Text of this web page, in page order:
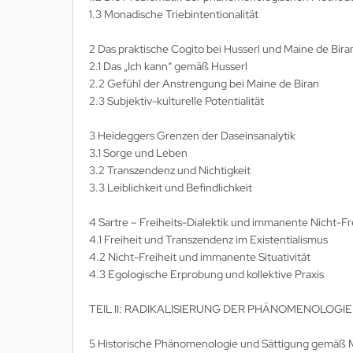
1.3 Monadische Triebintentionalität
2 Das praktische Cogito bei Husserl und Maine de
2.1 Das „Ich kann“ gemäß Husserl
2.2 Gefühl der Anstrengung bei Maine de Biran
2.3 Subjektiv-kulturelle Potentialität
3 Heideggers Grenzen der Daseinsanalytik
3.1 Sorge und Leben
3.2 Transzendenz und Nichtigkeit
3.3 Leiblichkeit und Befindlichkeit
4 Sartre – Freiheits-Dialektik und immanente Nicht-
4.1 Freiheit und Transzendenz im Existentialismus
4.2 Nicht-Freiheit und immanente Situativität
4.3 Egologische Erprobung und kollektive Praxis
TEIL II: RADIKALISIERUNG DER PHÄNOMENOLOGIE
5 Historische Phänomenologie und Sättigung gemäß